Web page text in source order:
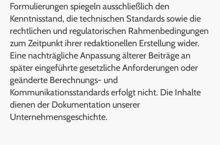
Formulierungen spiegeln ausschließlich den
Kenntnisstand, die technischen Standards sowie die
rechtlichen und regulatorischen Rahmenbedingungen
zum Zeitpunkt ihrer redaktionellen Erstellung wider.
Eine nachträgliche Anpassung älterer Beiträge an
später eingeführte gesetzliche Anforderungen oder
geänderte Berechnungs- und
Kommunikationsstandards erfolgt nicht. Die Inhalte
dienen der Dokumentation unserer
Unternehmensgeschichte.